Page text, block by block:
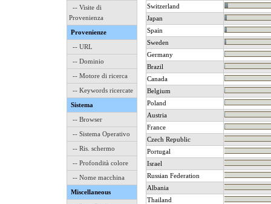
-- Visite di
Provenienza
Provenienze
-- URL
-- Dominio
-- Motore di ricerca
-- Keywords ricercate
Sistema
-- Browser
-- Sistema Operativo
-- Ris. schermo
-- Profondità colore
-- Nome macchina
Miscellaneous
Switzerland
Japan
Spain
Sweden
Germany
Brazil
Canada
Belgium
Poland
Austria
France
Czech Republic
Portugal
Israel
Russian Federation
Albania
Thailand